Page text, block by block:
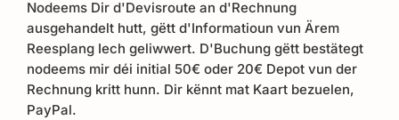
Nodeems Dir d'Devisroute an d'Rechnung
ausgehandelt hutt, gëtt d'Informatioun vun Ärem
Reesplang Iech geliwwert. D'Buchung gëtt bestätegt
nodeems mir déi initial 50€ oder 20€ Depot vun der
Rechnung kritt hunn. Dir kënnt mat Kaart bezuelen,
PayPal.